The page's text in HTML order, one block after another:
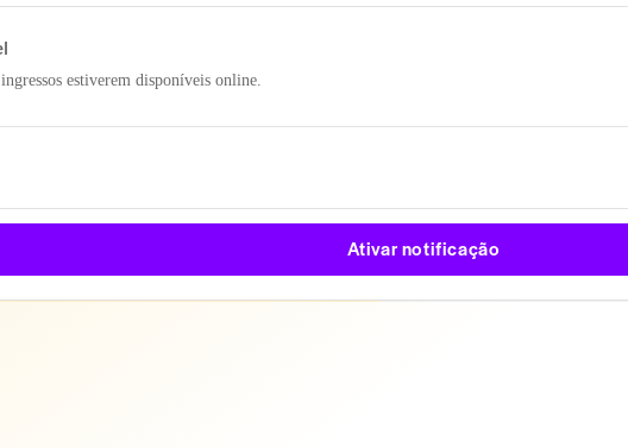
estiverem disponíveis online.
Ativar notificação